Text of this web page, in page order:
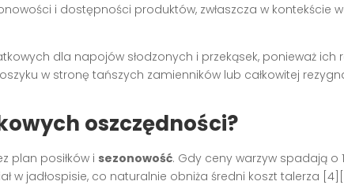
i dostępności produktów, zwłaszcza w kontekście
dla napojów słodzonych i przekąsek, ponieważ ich
w stronę tańszych zamienników lub całkowitej
oszczędności?
plan posiłków i sezonowość. Gdy ceny warzyw spadają o
w jadłospisie, co naturalnie obniża średni koszt talerza